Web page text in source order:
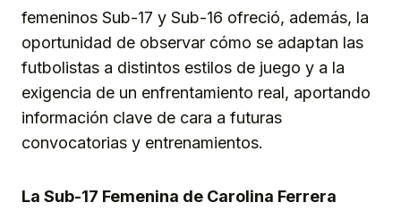
femeninos Sub-17 y Sub-16 ofreció, además, la
oportunidad de observar cómo se adaptan las
futbolistas a distintos estilos de juego y a la
exigencia de un enfrentamiento real, aportando
información clave de cara a futuras
convocatorias y entrenamientos.
La Sub-17 Femenina de Carolina Ferrera